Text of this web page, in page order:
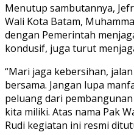
Menutup sambutannya,
Wali Kota Batam,
dengan Pemerintah
kondusif, juga turut
“Mari jaga kebersihan,
bersama. Jangan lupa
peluang dari
kita miliki. Atas nama Pak
Rudi kegiatan ini resmi